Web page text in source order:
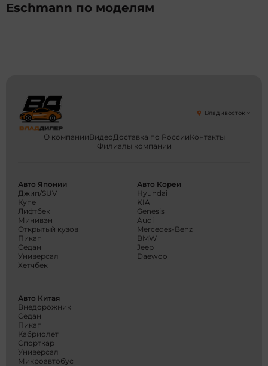
Eschmann по моделям
О компанииВидеоДоставка по РоссииКонтакты
Филиалы компании
Владивосток
Авто Японии
Джип/SUV
Купе
Лифтбек
Минивэн
Открытый кузов
Пикап
Седан
Универсал
Хетчбек
Авто Кореи
Hyundai
KIA
Genesis
Audi
Mercedes-Benz
BMW
Jeep
Daewoo
Авто Китая
Внедорожник
Седан
Пикап
Кабриолет
Спорткар
Универсал
Микроавтобус